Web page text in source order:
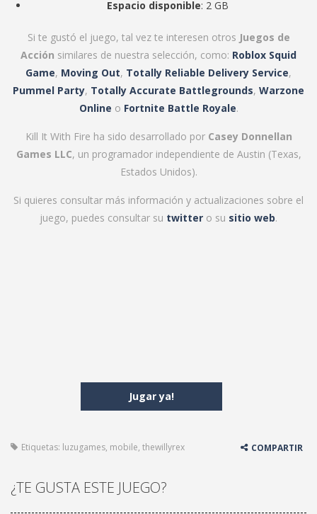
Jugar ya!
Espacio disponible: 2 GB
Si te gustó el juego, tal vez te interesen otros Juegos de
Acción similares de nuestra selección, como: Roblox Squid
Game, Moving Out, Totally Reliable Delivery Service,
Pummel Party, Totally Accurate Battlegrounds, Warzone
Online o Fortnite Battle Royale.
Kill It With Fire ha sido desarrollado por Casey Donnellan
Games LLC, un programador independiente de Austin (Texas,
Estados Unidos).
Si quieres consultar más información y actualizaciones sobre el
juego, puedes consultar su twitter o su sitio web.
Etiquetas: luzugames, mobile, thewillyrex COMPARTIR
¿TE GUSTA ESTE JUEGO?